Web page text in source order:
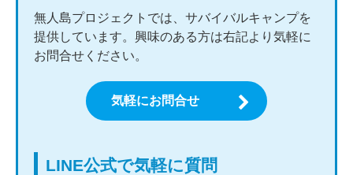
無人島プロジェクトでは、サバイバルキャンプを
提供しています。興味のある方は右記より気軽に
お問合せください。
気軽にお問合せ
LINE公式で気軽に質問